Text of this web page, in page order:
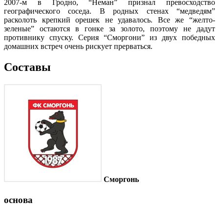
2007-м в Гродно, “Неман” признал превосходство
географического соседа. В родных стенах “медведям”
расколоть крепкий орешек не удавалось. Все же “желто-
зеленые” остаются в гонке за золото, поэтому не дадут
противнику спуску. Серия “Сморгони” из двух победных
домашних встреч очень рискует прерваться.
Составы
Сморгонь
основа